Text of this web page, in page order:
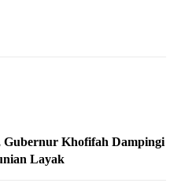
Khofifah Dampingi
Layak